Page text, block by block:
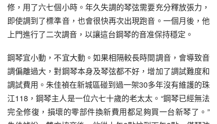
修，用了六七個小時。年久失調的琴弦需要充分釋放張力，
即使調到了標準音，也會很快再次出現跑音。一個月後，他
上門進行了二次調音，以讓這台鋼琴的音准保持穩定。
鋼琴宜小動，不宜大動。如果相隔較長時間調音，會導致音
調偏離過大，對鋼琴本身及琴弦都不好，增加了調試難度和
調試費用。朱佳禎在新城區碰到過一架30多年沒有維護的珠
江118，鋼琴主人是一位六七十歲的老太太。“鋼琴已經無法
完全修復，損壞的零部件換新費用都足夠買一台新琴了。”